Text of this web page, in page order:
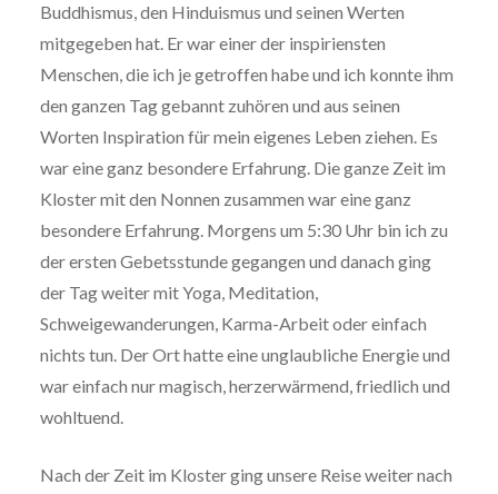
Buddhismus, den Hinduismus und seinen Werten
mitgegeben hat. Er war einer der inspiriensten
Menschen, die ich je getroffen habe und ich konnte ihm
den ganzen Tag gebannt zuhören und aus seinen
Worten Inspiration für mein eigenes Leben ziehen. Es
war eine ganz besondere Erfahrung. Die ganze Zeit im
Kloster mit den Nonnen zusammen war eine ganz
besondere Erfahrung. Morgens um 5:30 Uhr bin ich zu
der ersten Gebetsstunde gegangen und danach ging
der Tag weiter mit Yoga, Meditation,
Schweigewanderungen, Karma-Arbeit oder einfach
nichts tun. Der Ort hatte eine unglaubliche Energie und
war einfach nur magisch, herzerwärmend, friedlich und
wohltuend.
Nach der Zeit im Kloster ging unsere Reise weiter nach